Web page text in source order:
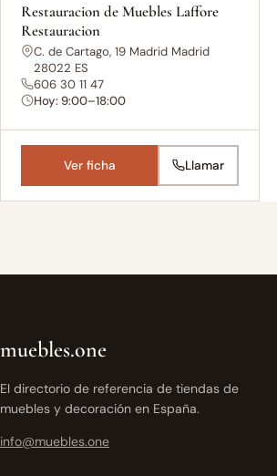
Restauracion de Muebles Laffore
Restauracion
C. de Cartago, 19 Madrid Madrid
28022 ES
606 30 11 47
Hoy: 9:00–18:00
Ver ficha Llamar
muebles.one
El directorio de referencia de tiendas de
muebles y decoración en España.
info@muebles.one